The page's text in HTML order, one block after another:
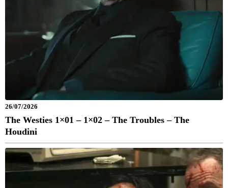
26/07/2026
The Westies 1×01 – 1×02 – The Troubles – The
Houdini